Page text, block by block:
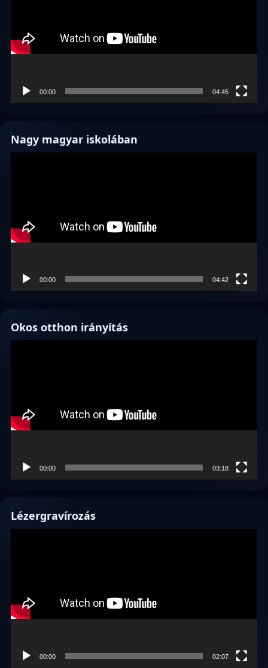
00:00 04:45
Nagy magyar iskolában
00:00 04:42
Okos otthon irányítás
00:00 03:18
Lézergravírozás
00:00 02:07